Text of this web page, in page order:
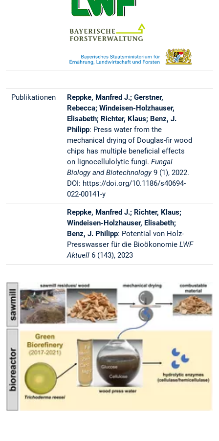
Publikationen
Reppke, Manfred J.; Gerstner,
Rebecca; Windeisen-Holzhauser,
Elisabeth; Richter, Klaus; Benz, J.
Philipp: Press water from the
mechanical drying of Douglas-fir wood
chips has multiple beneficial effects
on lignocellulolytic fungi.Fungal
Biology and Biotechnology9 (1), 2022.
DOI: https://doi.org/10.1186/s40694-
022-00141-y
Reppke, Manfred J.; Richter, Klaus;
Windeisen-Holzhauser, Elisabeth;
Benz, J. Philipp: Potential von Holz-
Presswasser für die BioökonomieLWF
Aktuell 6 (143), 2023